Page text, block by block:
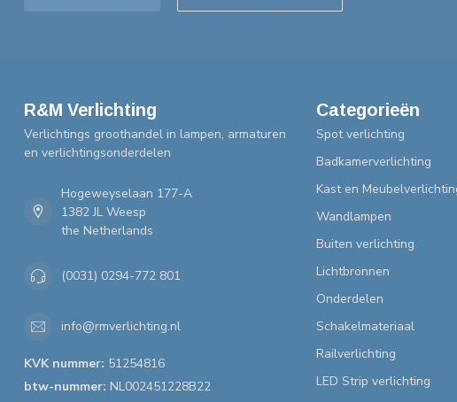
R&M Verlichting
Verlichtings groothandel in lampen, armaturen
en verlichtingsonderdelen
Hogeweyselaan 177-A
1382 JL Weesp
the Netherlands
(0031) 0294-772 801
info@rmverlichting.nl
KVK nummer: 51254816
btw-nummer: NL002451228B22
Categorieën
Spot verlichting
Badkamerverlichting
Kast en
Wandlampen
Buiten verlichting
Lichtbronnen
Onderdelen
Schakelmateriaal
Railverlichting
LED Strip verlichting